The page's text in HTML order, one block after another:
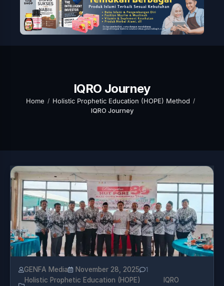
IQRO Journey
Home
Holistic Prophetic Education (HOPE) Method
IQRO Journey
GENFA Media November 28, 2025
1
Holistic Prophetic Education (HOPE)
IQRO